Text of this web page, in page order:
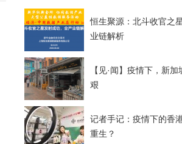
恒生聚源：北斗收官之
业链解析
【见·闻】疫情下，新
艰
记者手记：疫情下的香
重生？